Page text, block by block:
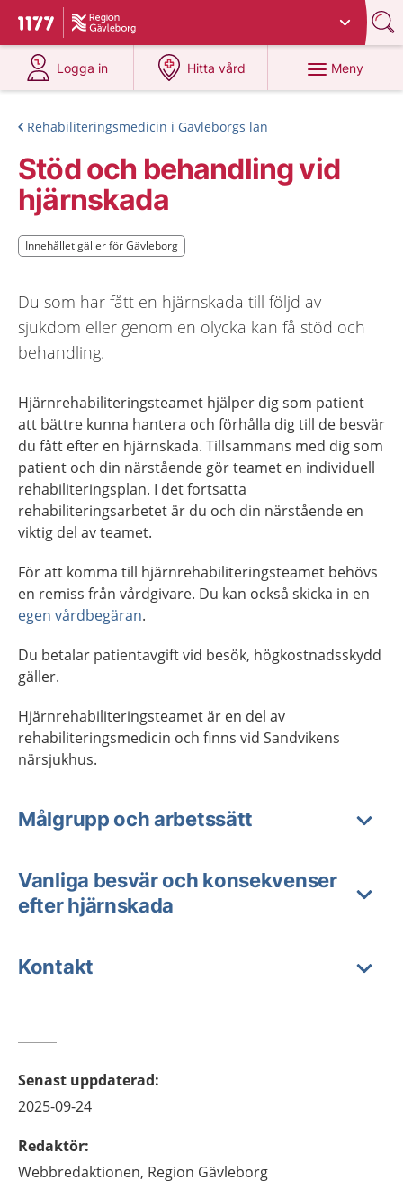
Till startsidan för 1177
Du har valt region
Logga in
på 1177.se
Hitta vård
på 1177.se
Meny
Rehabiliteringsmedicin i Gävleborgs län
Stöd och behandling vid
hjärnskada
Innehållet gäller för Gävleborg
Innehållet gäller för Gävleborg
Du som har fått en hjärnskada till följd av
sjukdom eller genom en olycka kan få stöd och
behandling.
Hjärnrehabiliteringsteamet hjälper dig som patient
att bättre kunna hantera och förhålla dig till de besvär
du fått efter en hjärnskada. Tillsammans med dig som
patient och din närstående gör teamet en individuell
rehabiliteringsplan. I det fortsatta
rehabiliteringsarbetet är du och din närstående en
viktig del av teamet.
För att komma till hjärnrehabiliteringsteamet behövs
en remiss från vårdgivare. Du kan också skicka in en
egen vårdbegäran.
Du betalar patientavgift vid besök, högkostnadsskydd
gäller.
Hjärnrehabiliteringsteamet är en del av
rehabiliteringsmedicin och finns vid Sandvikens
närsjukhus.
Målgrupp och arbetssätt
Vanliga besvär och konsekvenser
efter hjärnskada
Kontakt
Senast uppdaterad:
2025-09-24
Redaktör:
Webbredaktionen, Region Gävleborg